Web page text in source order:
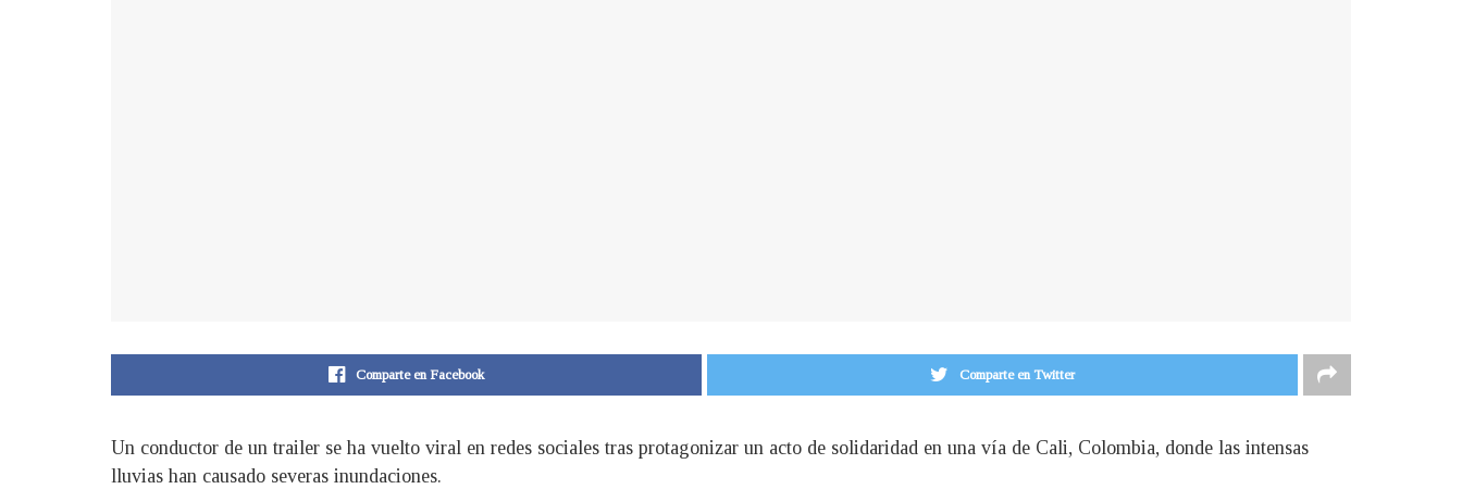
Comparte en Facebook Comparte en Twitter
Un conductor de un trailer se ha vuelto viral en redes sociales tras protagonizar un acto de solidaridad en una vía de Cali, Colombia, donde las intensas
lluvias han causado severas inundaciones.